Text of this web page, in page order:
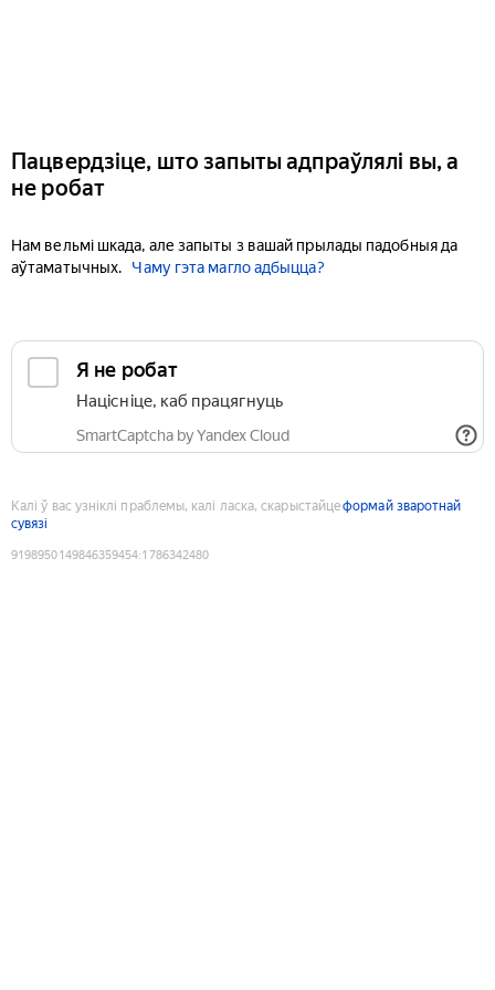
Пацвердзіце, што запыты адпраўлялі вы, а
не робат
Нам вельмі шкада, але запыты з вашай прылады падобныя да
аўтаматычных.
Чаму гэта магло адбыцца?
Я не робат
Націсніце, каб працягнуць
SmartCaptcha by Yandex Cloud
Калі ў вас узніклі праблемы, калі ласка, скарыстайцеформай зваротнай
сувязі
9198950149846359454:1786342480